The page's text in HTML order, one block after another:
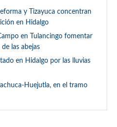
y Tizayuca concentran
en Hidalgo
en Tulancingo fomentar
las abejas
en Hidalgo por las lluvias
Huejutla, en el tramo